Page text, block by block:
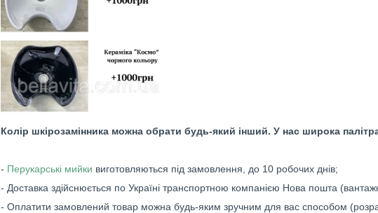
Колір шкірозамінника можна обрати будь-який інший. У нас широка
- Перукарські мийки виготовляються під замовлення, до 10 робочих днів;
- Доставка здійснюється по Україні транспортною компанією Нова пошта
- Оплатити замовлений товар можна будь-яким зручним для вас способом